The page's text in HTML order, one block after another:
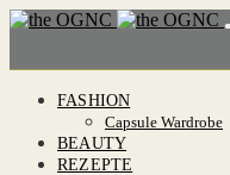
FASHION
Capsule Wardrobe
BEAUTY
REZEPTE